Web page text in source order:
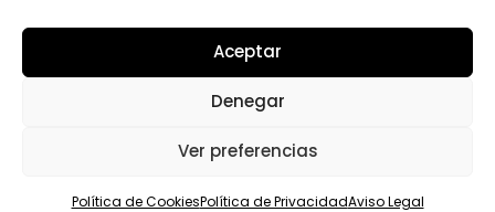
Aceptar
Denegar
Ver preferencias
Política de CookiesPolítica de PrivacidadAviso Legal